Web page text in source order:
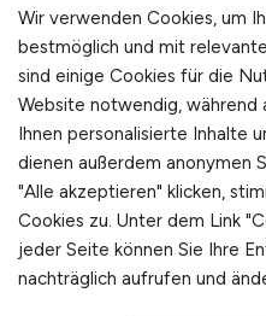
Sie sind hier:
Startseite
Sitemap
Arbeitsorte mit F
Wir verwenden Cookies, um
bestmöglich und mit
sind einige Cookies für die
Website notwendig, während
Ihnen personalisierte Inhalte
dienen außerdem anonymen
"Alle akzeptieren" klicken,
Cookies zu. Unter dem Link
jeder Seite können Sie Ihre
nachträglich aufrufen und